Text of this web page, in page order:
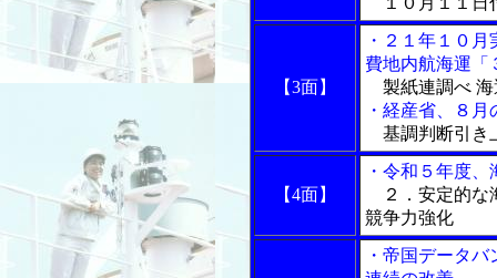
【3面】
・２１年１０
費地内航海運「
製紙連調べ 海
・経産省、８
基調判断引き
【4面】
・令和５年度
２．安定的な
競争力強化
・帝国データ